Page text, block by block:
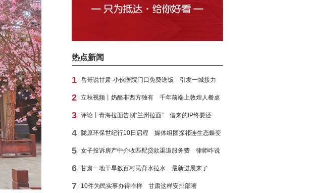
热点新闻
1 岳哥说甘肃·小伙医院门口免费送饭 引发一城接力
2 立秋视频丨奶酪非西方独有 千年前端上敦煌人餐桌
3 评论丨青海拉面告别“兰州拉面” 借来的IP终要还
4 陇原环保世纪行10日启程 媒体组团探祁连生态蝶变
5 女子投诉房产中介收匹配贷款渠道服务费 律师咋说
6 甘肃一地干旱数百村民背水拉水 最新进展来了
7 10件为民实事办得咋样 甘肃这样安排部署